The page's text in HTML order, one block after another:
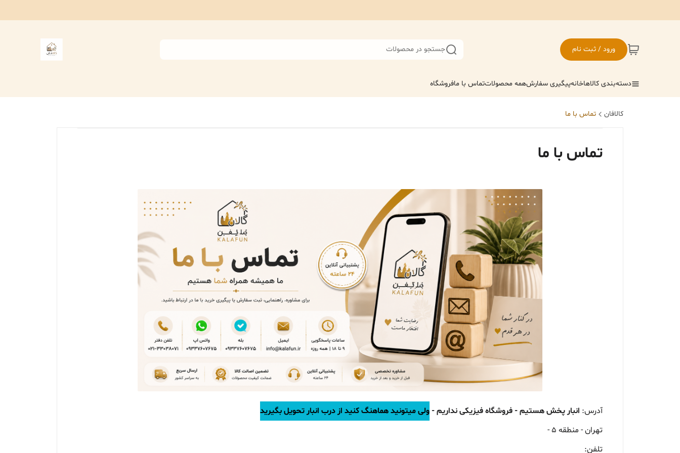
ورود / ثبت نام جستجو در محصولات
دسته‌بندی کالاهاخانهپیگیری سفارشهمه محصولاتتماس با مافروشگاه
کالافان تماس با ما
تماس با ما
آدرس: انبار پخش هستیم - فروشگاه فیزیکی نداریم -ولی میتونید هماهنگ کنید از درب انبار تحویل بگیرید
تهران - منطقه 5 -
تلفن: